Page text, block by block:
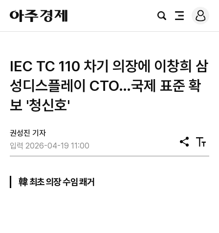
아
주
경
검
전
로
그
IEC TC 110 차기 의장에 이창희 삼
성디스플레이 CTO…국제 표준 확
보 '청신호'
권성진 기자
입력 2026-04-19 11:00
공
유
텍
스
韓 최초 의장 수임 쾌거